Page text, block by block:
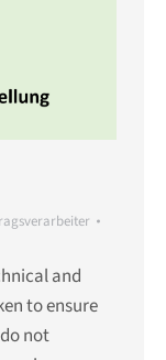
and
to ensure
not